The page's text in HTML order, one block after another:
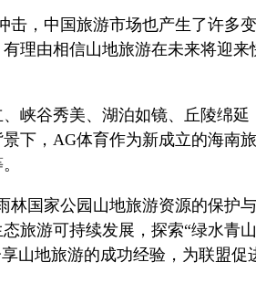
击，中国旅游市场也产生了许多
理由相信山地旅游在未来将迎来
峡谷秀美、湖泊如镜、丘陵绵延
下，AG体育作为新成立的海南
国家公园山地旅游资源的保护与
旅游可持续发展，探索“绿水青
山地旅游的成功经验，为联盟促